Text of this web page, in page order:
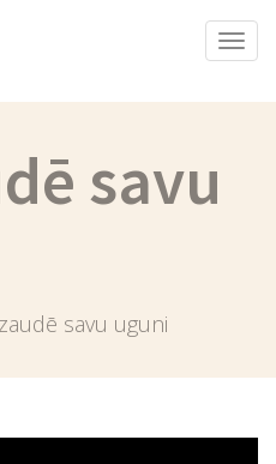
savu
savu uguni